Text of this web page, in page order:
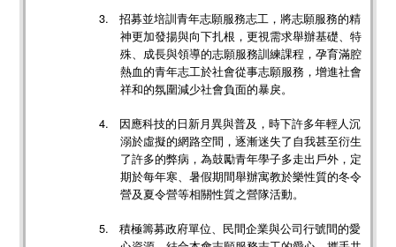
3.
招募並培訓青年志願服務志工，將志願服務的精
神更加發揚與向下扎根，更視需求舉辦基礎、特
殊、成長與領導的志願服務訓練課程，孕育滿腔
熱血的青年志工於社會從事志願服務，增進社會
祥和的氛圍減少社會負面的暴戾。
4.
因應科技的日新月異與普及，時下許多年輕人沉
溺於虛擬的網路空間，逐漸迷失了自我甚至衍生
了許多的弊病，為鼓勵青年學子多走出戶外，定
期於每年寒、暑假期間舉辦寓教於樂性質的冬令
營及夏令營等相關性質之營隊活動。
5.
積極籌募政府單位、民間企業與公司行號間的愛